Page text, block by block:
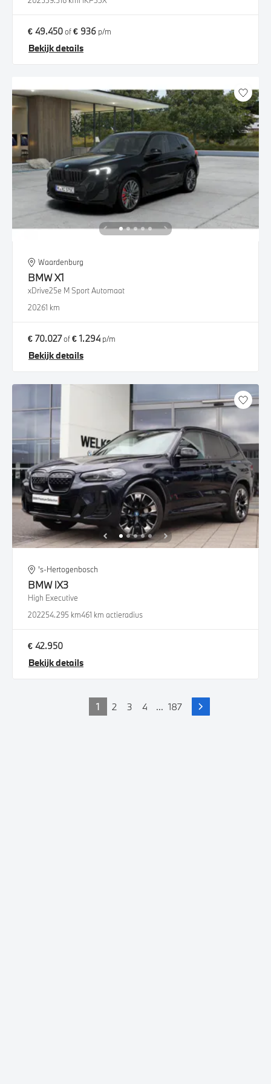
€ 49.450of€ 936 p/m
Bekijk details
Waardenburg
BMWX1
xDrive25e M Sport Automaat
20261 km
€ 70.027of€ 1.294 p/m
Bekijk details
's-Hertogenbosch
BMW iX3
High Executive
202254.295 km461 km actieradius
€ 42.950
Bekijk details
1 2 3 4 ... 187